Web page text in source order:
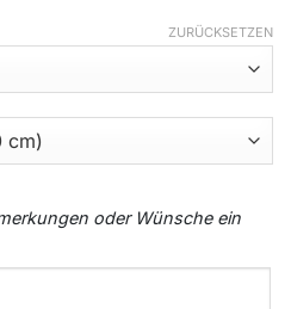
ZURÜCKSETZEN
oder Wünsche ein